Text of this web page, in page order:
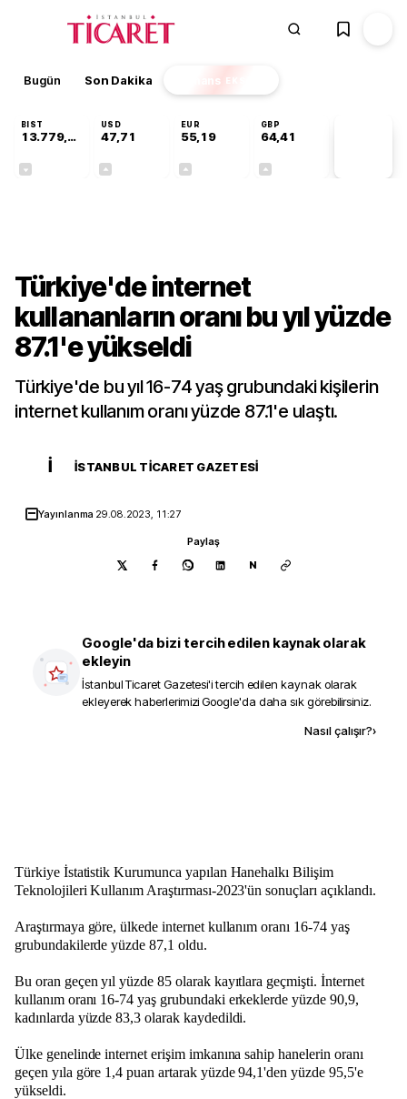
Bugün Son Dakika Finans EKSTRA
BIST
13.779,39
USD
47,71
EUR
55,19
GBP
64,41
Türkiye'de internet
kullananların oranı bu yıl yüzde
87.1'e yükseldi
Türkiye'de bu yıl 16-74 yaş grubundaki kişilerin
internet kullanım oranı yüzde 87.1'e ulaştı.
İ İSTANBUL TICARET GAZETESI
Yayınlanma 29.08.2023, 11:27
Paylaş
N
Google'da bizi tercih edilen kaynak olarak
ekleyin
İstanbul Ticaret Gazetesi'i tercih edilen kaynak olarak
ekleyerek haberlerimizi Google'da daha sık görebilirsiniz.
Nasıl çalışır?›
Türkiye İstatistik Kurumunca yapılan Hanehalkı Bilişim
Teknolojileri Kullanım Araştırması-2023'ün sonuçları açıklandı.
Araştırmaya göre, ülkede internet kullanım oranı 16-74 yaş
grubundakilerde yüzde 87,1 oldu.
Bu oran geçen yıl yüzde 85 olarak kayıtlara geçmişti. İnternet
kullanım oranı 16-74 yaş grubundaki erkeklerde yüzde 90,9,
kadınlarda yüzde 83,3 olarak kaydedildi.
Ülke genelinde internet erişim imkanına sahip hanelerin oranı
geçen yıla göre 1,4 puan artarak yüzde 94,1'den yüzde 95,5'e
yükseldi.